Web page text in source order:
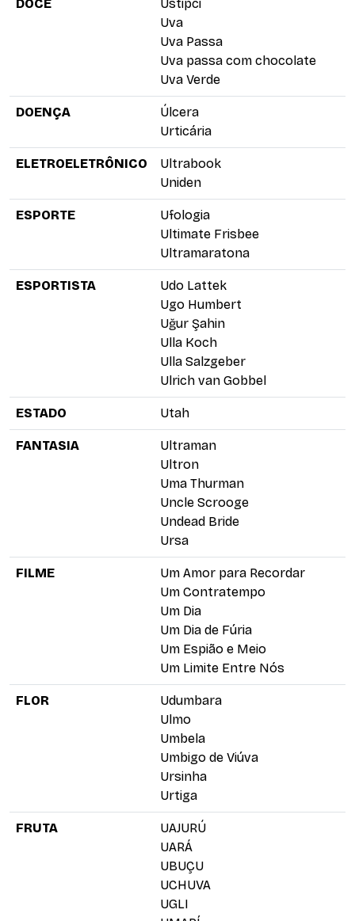
DOCE
Ustipci
Uva
Uva Passa
Uva passa com chocolate
Uva Verde
DOENÇA
Úlcera
Urticária
ELETROELETRÔNICO
Ultrabook
Uniden
ESPORTE
Ufologia
Ultimate Frisbee
Ultramaratona
ESPORTISTA
Udo Lattek
Ugo Humbert
Uğur Şahin
Ulla Koch
Ulla Salzgeber
Ulrich van Gobbel
ESTADO Utah
FANTASIA
Ultraman
Ultron
Uma Thurman
Uncle Scrooge
Undead Bride
Ursa
FILME
Um Amor para Recordar
Um Contratempo
Um Dia
Um Dia de Fúria
Um Espião e Meio
Um Limite Entre Nós
FLOR
Udumbara
Ulmo
Umbela
Umbigo de Viúva
Ursinha
Urtiga
FRUTA
UAJURÚ
UARÁ
UBUÇU
UCHUVA
UGLI